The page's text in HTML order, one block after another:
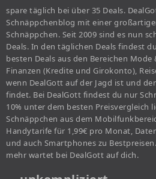
spare täglich bei über 35 Deals.
Schnäppchenblog mit einer
Schnäppchen. Seit 2009 sind es nun
Deals. In den täglichen Deals findest
besten Deals aus den Bereichen
Finanzen (Kredite und Girokonto),
wenn DealGott auf der Jagd ist und
findet. Bei DealGott findest du nur
10% unter dem besten Preisvergleich
Schnäppchen aus dem
Handytarife für 1,99€ pro Monat,
und auch Smartphones zu
mehr wartet bei DealGott auf dich.